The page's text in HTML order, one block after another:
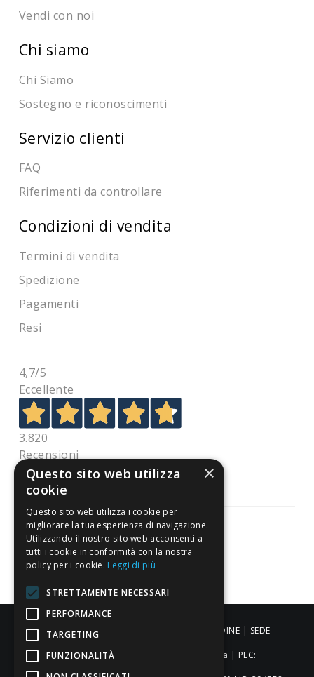
Vendi con noi
Chi siamo
Chi Siamo
Sostegno e riconoscimenti
Servizio clienti
FAQ
Riferimenti da controllare
Condizioni di vendita
Termini di vendita
Spedizione
Pagamenti
Resi
4,7/5
Eccellente
3.820
Recensioni
Pagamenti sicuri
ALDIGIÙ S.R.L. | Via Cortazzis 15 33100 - UDINE | SEDE
OPERATIVA: Via del Progresso 3 - Padova | PEC:
×
Questo sito web utilizza
cookie
Questo sito web utilizza i cookie per
migliorare la tua esperienza di navigazione.
Utilizzando il nostro sito web acconsenti a
tutti i cookie in conformità con la nostra
policy per i cookie. Leggi di più
STRETTAMENTE NECESSARI
PERFORMANCE
TARGETING
FUNZIONALITÀ